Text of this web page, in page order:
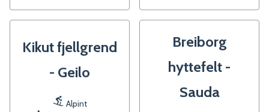
Kikut fjellgrend
- Geilo
Alpint
Breiborg
hyttefelt -
Sauda